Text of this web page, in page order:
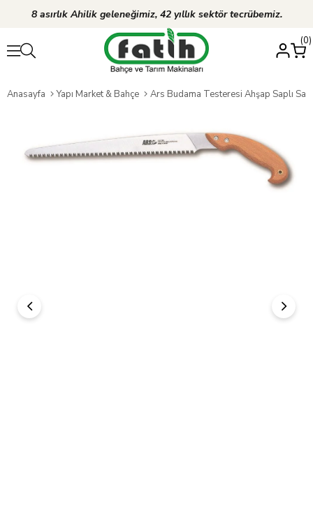
8 asırlık Ahilik geleneğimiz, 42 yıllık sektör tecrübemiz.
0
Anasayfa Yapı Market & Bahçe Ars Budama Testeresi Ahşap Saplı